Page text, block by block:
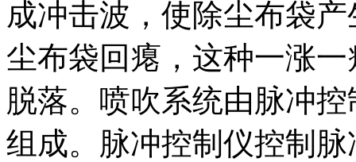
成冲击波，使除尘布袋
尘布袋回瘪，这种一涨
脱落。喷吹系统由脉冲
组成。脉冲控制仪控制